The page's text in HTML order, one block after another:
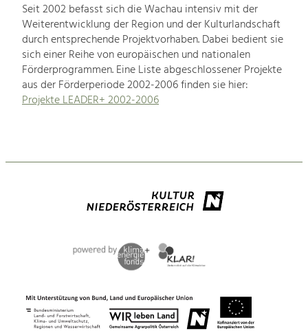
Seit 2002 befasst sich die Wachau intensiv mit der
Weiterentwicklung der Region und der Kulturlandschaft
durch entsprechende Projektvorhaben. Dabei bedient sie
sich einer Reihe von europäischen und nationalen
Förderprogrammen. Eine Liste abgeschlossener Projekte
aus der Förderperiode 2002-2006 finden sie hier:
Projekte LEADER+ 2002-2006